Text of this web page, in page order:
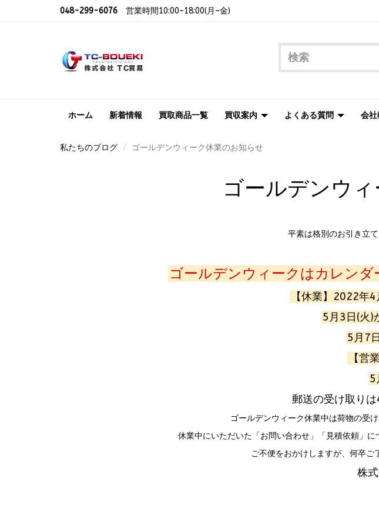
048-299-6076 営業時間10:00~18:00(月~金)
ホーム 新着情報 買取商品一覧 買収案内 よくある質問 会
私たちのブログ ゴールデンウィーク休業のお知らせ
ゴールデンウ
平素は格別のお引き立
ゴールデンウィークはカレンダ
【休業】2022年
5月3日(火)
5月7
【営
5
郵送の受け取りは
ゴールデンウィーク休業中は荷物の受
休業中にいただいた「お問い合わせ」「見積依頼」
ご不便をおかけしますが、何卒ご
株